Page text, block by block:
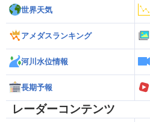
世界天気
アメダスランキング
河川水位情報
長期予報
レーダーコンテンツ